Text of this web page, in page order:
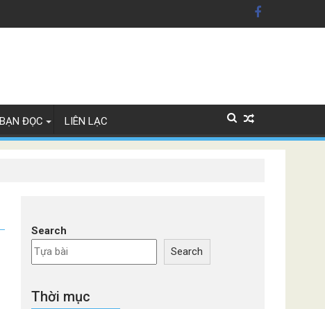
xe Đức
BẠN ĐỌC LIÊN LẠC
Search
Search
Thời mục